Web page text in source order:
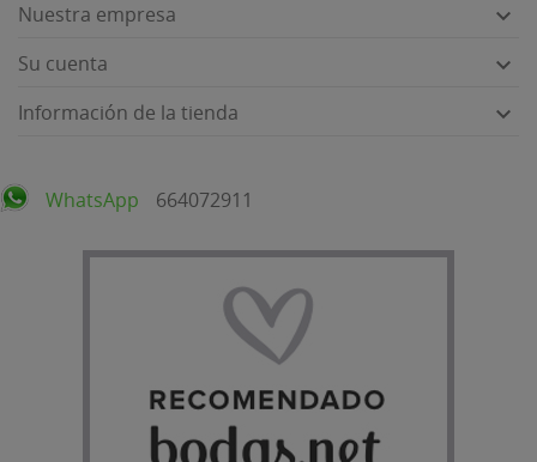
Nuestra empresa 
Su cuenta 
Información de la tienda 
WhatsApp 664072911